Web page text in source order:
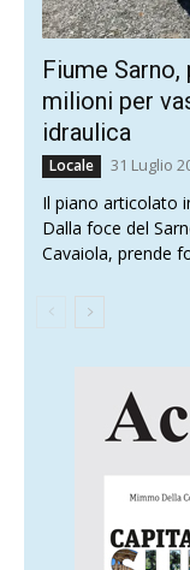
Fiume
milioni per
idraulica
Locale 31 Luglio
Il piano articolato
Dalla foce del
Cavaiola, prende